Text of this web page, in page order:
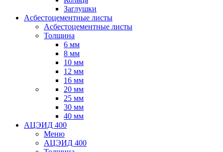
Заглушки
Асбестоцементные листы
Асбестоцементные листы
Толщина
6 мм
8 мм
10 мм
12 мм
16 мм
20 мм
25 мм
30 мм
40 мм
АЦЭИД 400
Меню
АЦЭИД 400